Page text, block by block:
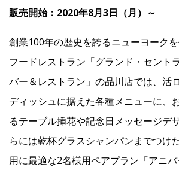
IR情報トップ 投資家の皆様へ 事業概要
財務・業績情報 IRライブラリー 株式情報
よくあるご質問 IRお問い合わせ
Franchise
Recruit
販売開始：2020年8月3日（月）～
創業100年の歴史を誇るニューヨーク
フードレストラン「グランド・セント
バー＆レストラン」の品川店では、活
ディッシュに据えた各種メニューに、
るテーブル挿花や記念日メッセージデ
らには乾杯グラスシャンパンまでつけ
用に最適な2名様用ペアプラン「アニバ